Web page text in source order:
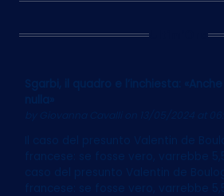
Sgarbi, il quadro e l’inchiesta:
nulla»
on 13/05/2024 at
Il caso del presunto Valentin de
francese: se fosse vero, varrebbe
caso del presunto Valentin de
francese: se fosse vero, varrebbe